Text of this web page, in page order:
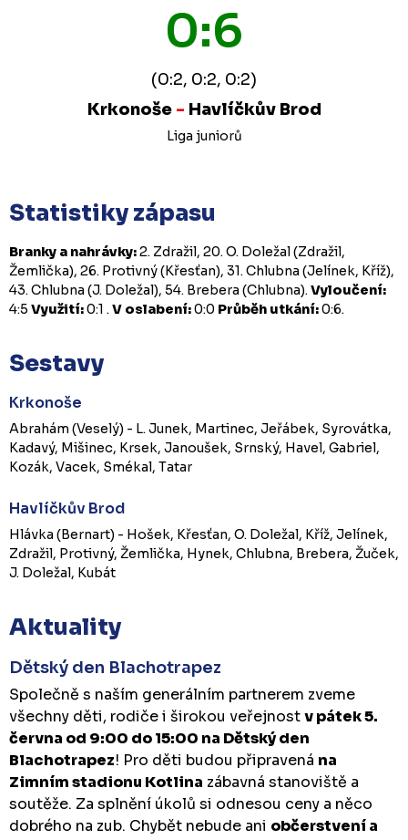
0:6
(0:2, 0:2, 0:2)
Krkonoše - Havlíčkův Brod
Liga juniorů
Statistiky zápasu
Branky a nahrávky:2. Zdražil, 20. O. Doležal (Zdražil,
Žemlička), 26. Protivný (Křesťan), 31. Chlubna (Jelínek, Kříž),
43. Chlubna (J. Doležal), 54. Brebera (Chlubna).Vyloučení:
4:5 Využití:0:1 .V oslabení:0:0 Průběh utkání:0:6.
Sestavy
Krkonoše
Abrahám (Veselý) - L. Junek, Martinec, Jeřábek, Syrovátka,
Kadavý, Mišinec, Krsek, Janoušek, Srnský, Havel, Gabriel,
Kozák, Vacek, Smékal, Tatar
Havlíčkův Brod
Hlávka (Bernart) - Hošek, Křesťan, O. Doležal, Kříž, Jelínek,
Zdražil, Protivný, Žemlička, Hynek, Chlubna, Brebera, Žuček,
J. Doležal, Kubát
Aktuality
Dětský den Blachotrapez
Společně s naším generálním partnerem zveme
všechny děti, rodiče i širokou veřejnostv pátek 5.
června od 9:00 do 15:00 na Dětský den
Blachotrapez! Pro děti budou připravená na
Zimním stadionu Kotlina zábavná stanoviště a
soutěže. Za splnění úkolů si odnesou ceny a něco
dobrého na zub. Chybět nebude ani občerstvení a